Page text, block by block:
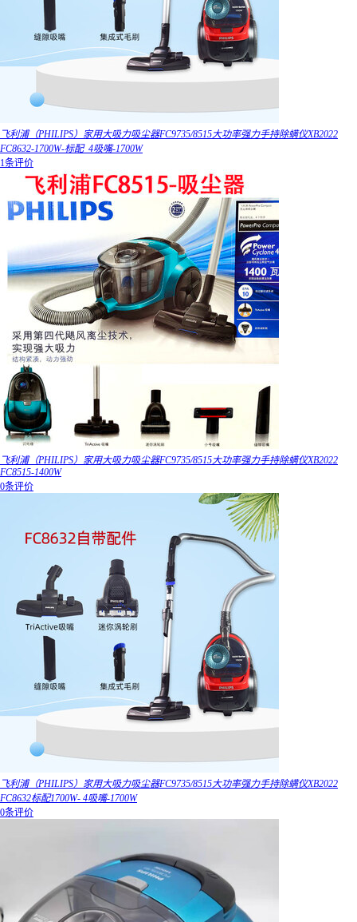
飞利浦（PHILIPS）家用大吸力吸尘器FC9735/8515大功率强力手持除螨仪XB2022
FC8632-1700W-标配_4吸嘴-1700W
1条评价
飞利浦（PHILIPS）家用大吸力吸尘器FC9735/8515大功率强力手持除螨仪XB2022
FC8515-1400W
0条评价
飞利浦（PHILIPS）家用大吸力吸尘器FC9735/8515大功率强力手持除螨仪XB2022
FC8632标配1700W- 4吸嘴-1700W
0条评价